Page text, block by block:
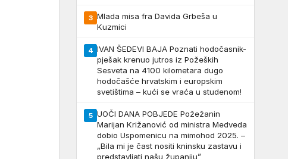
3 Mlada misa fra Davida Grbeša u
Kuzmici
4 IVAN ŠEDEVI BAJA Poznati hodočasnik-
pješak krenuo jutros iz Požeških
Sesveta na 4100 kilometara dugo
hodočašće hrvatskim i europskim
svetištima – kući se vraća u studenom!
5 UOČI DANA POBJEDE Požežanin
Marijan Križanović od ministra Medveda
dobio Uspomenicu na mimohod 2025. –
„Bila mi je čast nositi kninsku zastavu i
predstavljati našu županiju”